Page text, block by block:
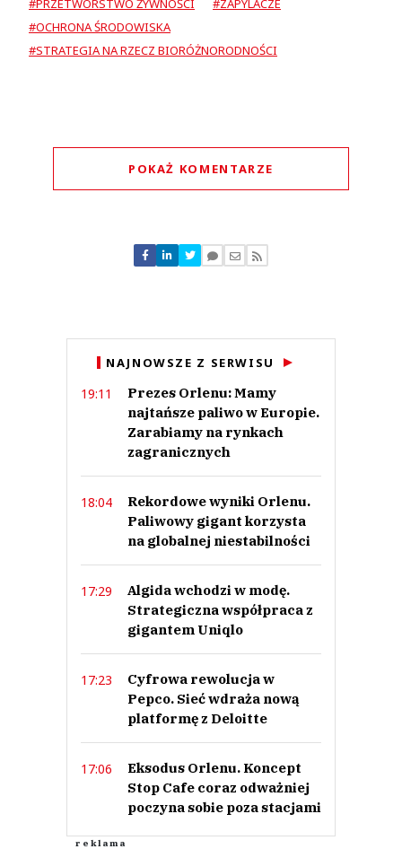
#PRZETWÓRSTWO ŻYWNOŚCI
#ZAPYLACZE
#OCHRONA ŚRODOWISKA
#STRATEGIA NA RZECZ BIORÓŻNORODNOŚCI
POKAŻ KOMENTARZE
Nie znaleziono komentarzy
Zostaw swoje komentarze
NAJNOWSZE Z SERWISU
19:11
Prezes Orlenu: Mamy
najtańsze paliwo w Europie.
Zarabiamy na rynkach
zagranicznych
18:04
Rekordowe wyniki Orlenu.
Paliwowy gigant korzysta
na globalnej niestabilności
17:29
Algida wchodzi w modę.
Strategiczna współpraca z
gigantem Uniqlo
17:23
Cyfrowa rewolucja w
Pepco. Sieć wdraża nową
platformę z Deloitte
17:06
Eksodus Orlenu. Koncept
Stop Cafe coraz odważniej
poczyna sobie poza stacjami